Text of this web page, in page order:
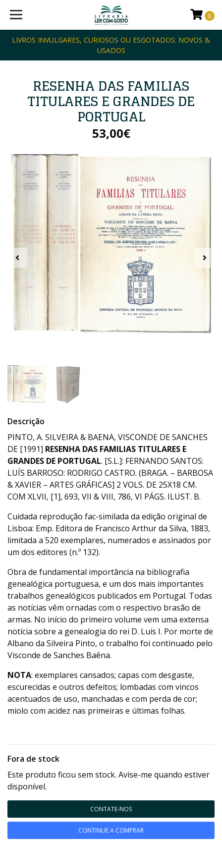
LIVROS INVULGARES, CURIOSOS OU ESGOTADOS: NOVOS &
USADOS
0
RESENHA DAS FAMILIAS
TITULARES E GRANDES DE
PORTUGAL
53,00€
Descrição
PINTO, A. SILVEIRA & BAENA, VISCONDE DE SANCHES
DE [1991] RESENHA DAS FAMILIAS TITULARES E
GRANDES DE PORTUGAL. [S.L.]: FERNANDO SANTOS:
LUÍS BARROSO: RODRIGO CASTRO. (BRAGA. – BARBOSA
& XAVIER – ARTES GRÁFICAS] 2 VOLS. DE 25X18 CM.
COM XLVII, [1], 693, VII & VIII, 786, VI PÁGS. ILUST. B.
Cuidada reprodução fac-similada da edição original de
Lisboa: Emp. Editora de Francisco Arthur da Silva, 1883,
limitada a 520 exemplares, numerados e assinados por
um dos editores (n.º 132).
Obra de fundamental importância na bibliografia
genealógica portuguesa, e um dos mais importantes
trabalhos genealógicos publicados em Portugal. Todas
as notícias vêm ornadas com o respectivo brasão de
armas. No início do primeiro volume vem uma extensa
notícia sobre a genealogia do rei D. Luís I. Por morte de
Albano da Silveira Pinto, o trabalho foi continuado pelo
Visconde de Sanches Baêna.
NOTA: exemplares cansados; capas com desgaste,
escurecidas e outros defeitos; lombadas com vincos
acentuados de uso, manchadas e com perda de cor;
miolo com acidez nas primeiras e últimas folhas.
Fora de stock
Este produto ficou sem stock. Avise-me quando estiver
disponível.
CONTATE-NOS
CONTINUE A COMPRAR